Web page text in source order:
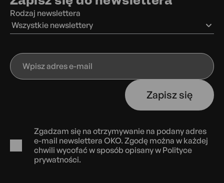
Rodzaj newslettera
Wszystkie newslettery
Wpisz
adres
Zapisz się
Zgadzam się na otrzymywanie na podany adres
e-mail newslettera OKO. Zgodę można w każdej
chwili wycofać w sposób opisany w Polityce
prywatności.